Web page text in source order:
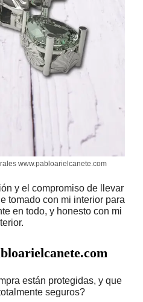
www.pabloarielcanete.com
y el compromiso de llevar
tomado con mi interior para
en todo, y honesto con mi
están protegidas, y que
seguros?